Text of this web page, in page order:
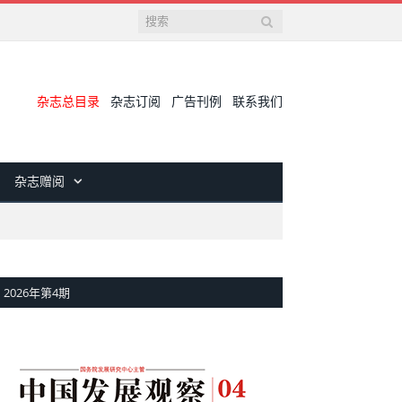
杂志总目录 杂志订阅 广告刊例 联系我们
杂志赠阅
2026年第4期